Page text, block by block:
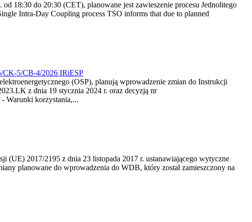
18:30 do 20:30 (CET), planowane jest zawieszenie procesu Jednolitego
Intra-Day Coupling process TSO informs that due to planned
CK-5/CB-4/2026 IRiESP
(OSP), planują wprowadzenie zmian do Instrukcji
z dnia 19 stycznia 2024 r. oraz decyzją nr
Warunki korzystania,...
(UE) 2017/2195 z dnia 23‍ listopada 2017 r. ustanawiającego wytyczne
planowane do wprowadzenia do WDB, który został zamieszczony na